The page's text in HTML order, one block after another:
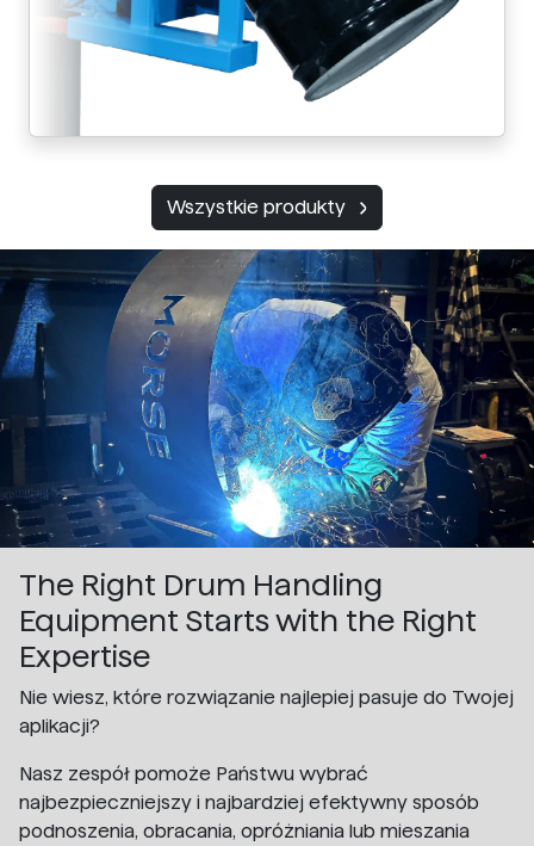
Wszystkie produkty
The Right Drum Handling
Equipment Starts with the Right
Expertise
Nie wiesz, które rozwiązanie najlepiej pasuje do Twojej
aplikacji?
Nasz zespół pomoże Państwu wybrać
najbezpieczniejszy i najbardziej efektywny sposób
podnoszenia, obracania, opróżniania lub mieszania